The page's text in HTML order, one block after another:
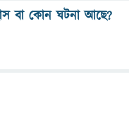
বা কোন ঘটনা আছে?